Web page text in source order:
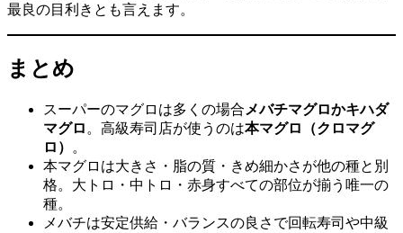
最良の目利きとも言えます。
まとめ
スーパーのマグロは多くの場合 メバチマグロかキハダ
マグロ 。高級寿司店が使うのは本マグロ（クロマグ
ロ）
。
本マグロは大きさ・脂の質・きめ細かさが他の種と別
格。大トロ・中トロ・赤身すべての部位が揃う唯一の
種。
メバチは安定供給・バランスの良さで回転寿司や中級